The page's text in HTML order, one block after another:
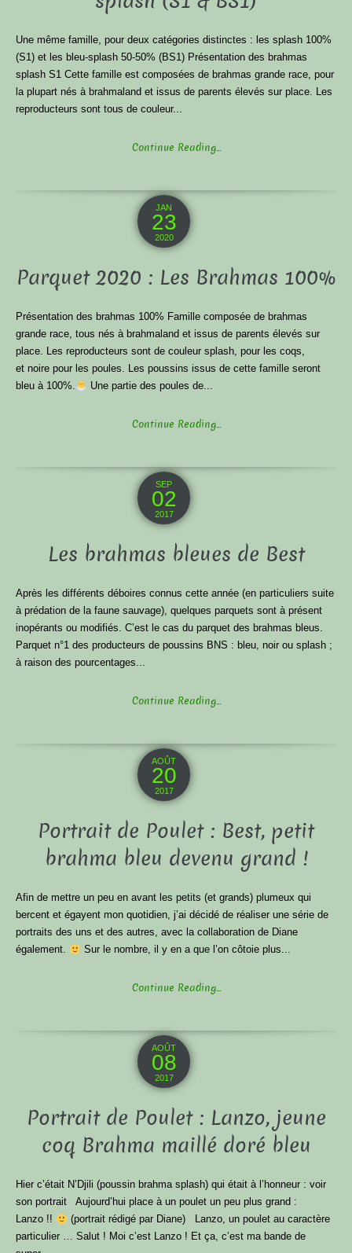
Une même famille, pour deux catégories distinctes : les splash 100%
(S1) et les bleu-splash 50-50% (BS1) Présentation des brahmas
splash S1 Cette famille est composées de brahmas grande race, pour
la plupart nés à brahmaland et issus de parents élevés sur place. Les
reproducteurs sont tous de couleur...
Continue Reading...
JAN
23
2020
Parquet 2020 : Les Brahmas 100%
Présentation des brahmas 100% Famille composée de brahmas
grande race, tous nés à brahmaland et issus de parents élevés sur
place. Les reproducteurs sont de couleur splash, pour les coqs,
et noire pour les poules. Les poussins issus de cette famille seront
bleu à 100%.
Une partie des poules de...
Continue Reading...
SEP
02
2017
Les brahmas bleues de Best
Après les différents déboires connus cette année (en particuliers suite
à prédation de la faune sauvage), quelques parquets sont à présent
inopérants ou modifiés. C’est le cas du parquet des brahmas bleus.
Parquet n°1 des producteurs de poussins BNS : bleu, noir ou splash ;
à raison des pourcentages...
Continue Reading...
AOÛT
20
2017
Portrait de Poulet : Best, petit
brahma bleu devenu grand !
Afin de mettre un peu en avant les petits (et grands) plumeux qui
bercent et égayent mon quotidien, j’ai décidé de réaliser une série de
portraits des uns et des autres, avec la collaboration de Diane
également.
Sur le nombre, il y en a que l’on côtoie plus...
Continue Reading...
AOÛT
08
2017
Portrait de Poulet : Lanzo, jeune
coq Brahma maillé doré bleu
Hier c’était N’Djili (poussin brahma splash) qui était à l’honneur : voir
son portrait Aujourd’hui place à un poulet un peu plus grand :
Lanzo !!
(portrait rédigé par Diane) Lanzo, un poulet au caractère
particulier … Salut ! Moi c’est Lanzo ! Et ça, c’est ma bande de